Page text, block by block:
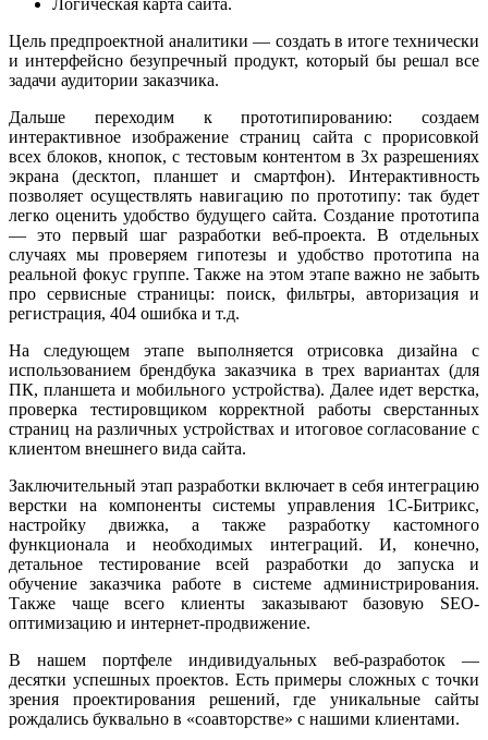
Логическая карта сайта.
Цель предпроектной аналитики — создать в итоге технически
и интерфейсно безупречный продукт, который бы решал все
задачи аудитории заказчика.
Дальше переходим к прототипированию: создаем
интерактивное изображение страниц сайта с прорисовкой
всех блоков, кнопок, с тестовым контентом в 3х разрешениях
экрана (десктоп, планшет и смартфон). Интерактивность
позволяет осуществлять навигацию по прототипу: так будет
легко оценить удобство будущего сайта. Создание прототипа
— это первый шаг разработки веб-проекта. В отдельных
случаях мы проверяем гипотезы и удобство прототипа на
реальной фокус группе. Также на этом этапе важно не забыть
про сервисные страницы: поиск, фильтры, авторизация и
регистрация, 404 ошибка и т.д.
На следующем этапе выполняется отрисовка дизайна с
использованием брендбука заказчика в трех вариантах (для
ПК, планшета и мобильного устройства). Далее идет верстка,
проверка тестировщиком корректной работы сверстанных
страниц на различных устройствах и итоговое согласование с
клиентом внешнего вида сайта.
Заключительный этап разработки включает в себя интеграцию
верстки на компоненты системы управления 1С-Битрикс,
настройку движка, а также разработку кастомного
функционала и необходимых интеграций. И, конечно,
детальное тестирование всей разработки до запуска и
обучение заказчика работе в системе администрирования.
Также чаще всего клиенты заказывают базовую SEO-
оптимизацию и интернет-продвижение.
В нашем портфеле индивидуальных веб-разработок —
десятки успешных проектов. Есть примеры сложных с точки
зрения проектирования решений, где уникальные сайты
рождались буквально в «соавторстве» с нашими клиентами.